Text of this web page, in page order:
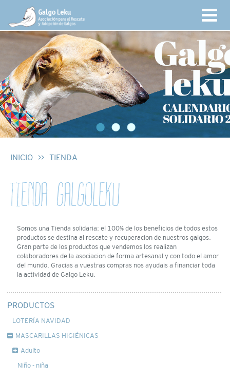
INICIO >> TIENDA
TIENDA GALGOLEKU
Somos una Tienda solidaria: el 100% de los beneficios de todos estos
productos se destina al rescate y recuperacion de nuestros galgos.
Gran parte de los productos que vendemos los realizan
colaboradores de la asociacion de forma artesanal y con todo el amor
del mundo. Gracias a vuestras compras nos ayudais a financiar toda
la actividad de Galgo Leku.
PRODUCTOS
LOTERÍA NAVIDAD
MASCARILLAS HIGIÉNICAS
Adulto
Niño - niña